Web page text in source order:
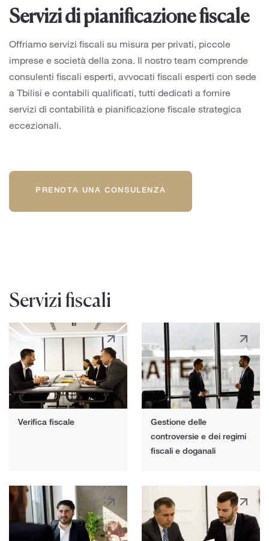
Servizi di pianificazione fiscale
Offriamo servizi fiscali su misura per privati, piccole
imprese e società della zona. Il nostro team comprende
consulenti fiscali esperti, avvocati fiscali esperti con sede
a Tbilisi e contabili qualificati, tutti dedicati a fornire
servizi di contabilità e pianificazione fiscale strategica
eccezionali.
PRENOTA UNA CONSULENZA
Servizi fiscali
Verifica fiscale
Gestione delle
controversie e dei regimi
fiscali e doganali